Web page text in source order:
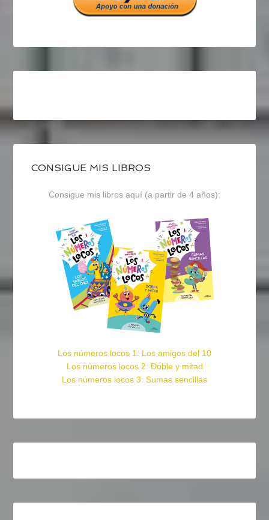
CONSIGUE MIS LIBROS
Consigue mis libros aquí (a partir de 4 años):
Los números locos 1: Los amigos del 10
Los números locos 2: Doble y mitad
Los números locos 3: Sumas sencillas